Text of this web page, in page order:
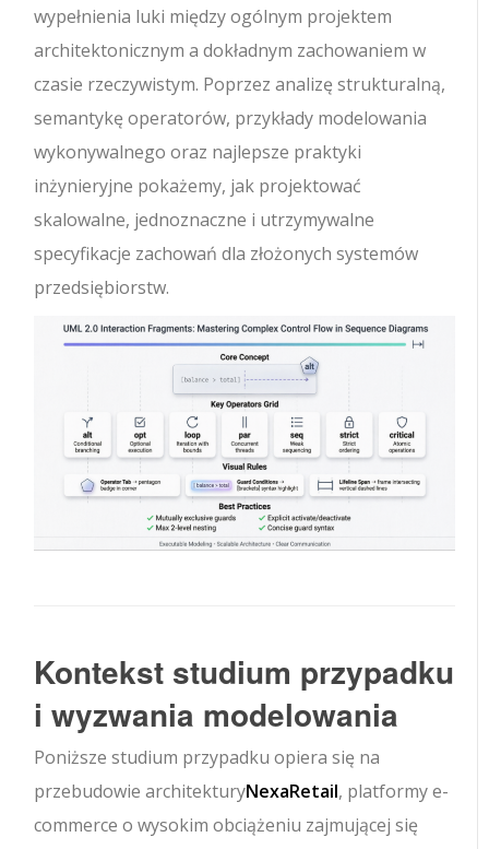
wypełnienia luki między ogólnym projektem
architektonicznym a dokładnym zachowaniem w
czasie rzeczywistym. Poprzez analizę strukturalną,
semantykę operatorów, przykłady modelowania
wykonywalnego oraz najlepsze praktyki
inżynieryjne pokażemy, jak projektować
skalowalne, jednoznaczne i utrzymywalne
specyfikacje zachowań dla złożonych systemów
przedsiębiorstw.
Kontekst studium przypadku
i wyzwania modelowania
Poniższe studium przypadku opiera się na
przebudowie architekturyNexaRetail, platformy e-
commerce o wysokim obciążeniu zajmującej się